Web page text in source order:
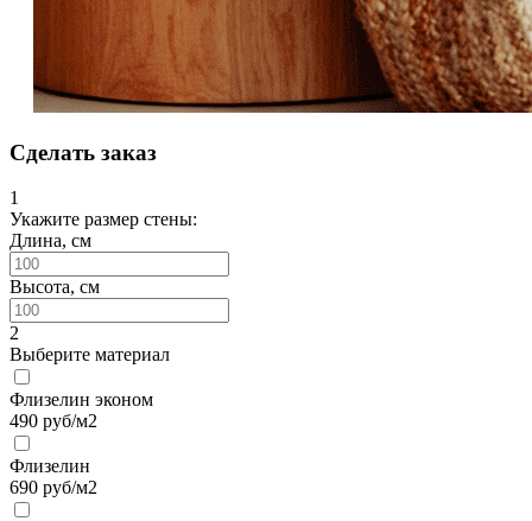
Сделать заказ
1
Укажите размер стены:
Длина, см
Высота, см
2
Выберите материал
Флизелин эконом
490 руб/м2
Флизелин
690 руб/м2